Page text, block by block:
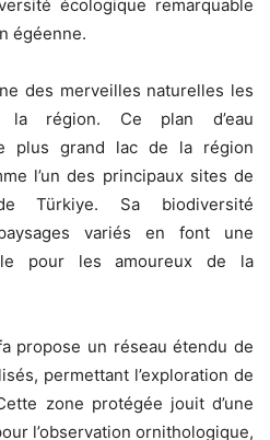
écologique remarquable
égéenne.
des merveilles naturelles les
la région. Ce plan d’eau
plus grand lac de la région
l’un des principaux sites de
Türkiye. Sa biodiversité
variés en font une
pour les amoureux de la
propose un réseau étendu de
permettant l’exploration de
zone protégée jouit d’une
l’observation ornithologique,